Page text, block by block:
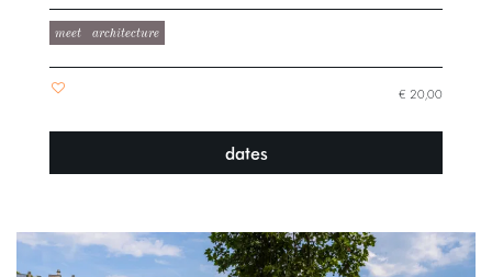
meet architecture
€ 20,00
dates